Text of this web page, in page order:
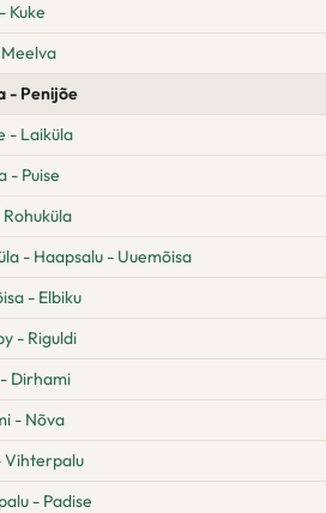
Kuke
- Penijõe
- Laiküla
- Puise
- Haapsalu - Uuemõisa
- Elbiku
- Riguldi
Dirhami
- Nõva
Vihterpalu
- Padise